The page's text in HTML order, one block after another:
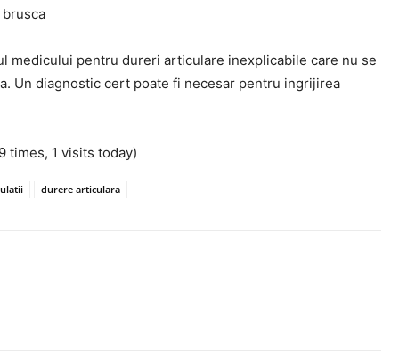
medicului pentru dureri articulare inexplicabile care nu se
Un diagnostic cert poate fi necesar pentru ingrijirea
times, 1 visits today)
durere articulara